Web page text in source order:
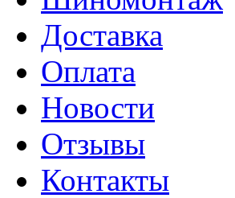
Доставка
Оплата
Новости
Отзывы
Контакты